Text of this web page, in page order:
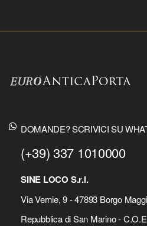
DOMANDE? SCRIVICI SU
(+39) 337 1010000
SINE LOCO S.r.l.
Via Vernie, 9 - 47893 Borgo
Repubblica di San Marino -